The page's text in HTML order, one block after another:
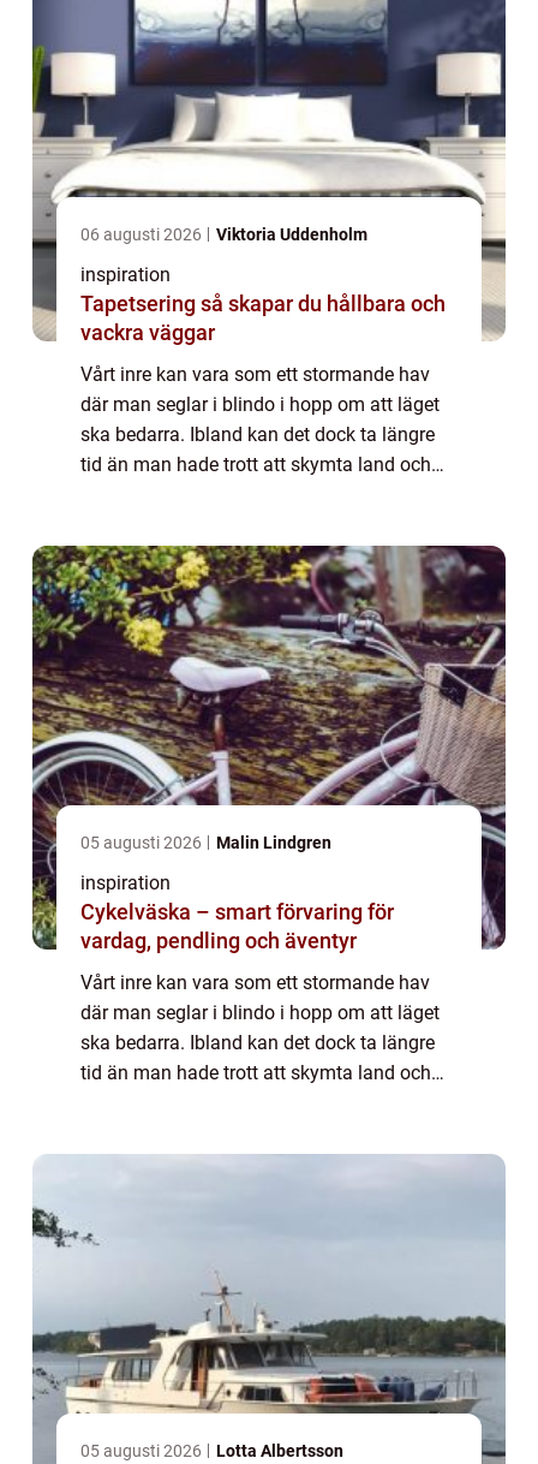
06 augusti 2026 Viktoria Uddenholm
inspiration
Tapetsering så skapar du hållbara och
vackra väggar
Vårt inre kan vara som ett stormande hav
där man seglar i blindo i hopp om att läget
ska bedarra. Ibland kan det dock ta längre
tid än man hade trott att skymta land och
05 augusti 2026 Malin Lindgren
inspiration
Cykelväska – smart förvaring för
vardag, pendling och äventyr
Vårt inre kan vara som ett stormande hav
där man seglar i blindo i hopp om att läget
ska bedarra. Ibland kan det dock ta längre
tid än man hade trott att skymta land och
05 augusti 2026 Lotta Albertsson